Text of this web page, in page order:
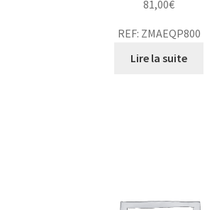
81,00€
REF: ZMAEQP800
Lire la suite